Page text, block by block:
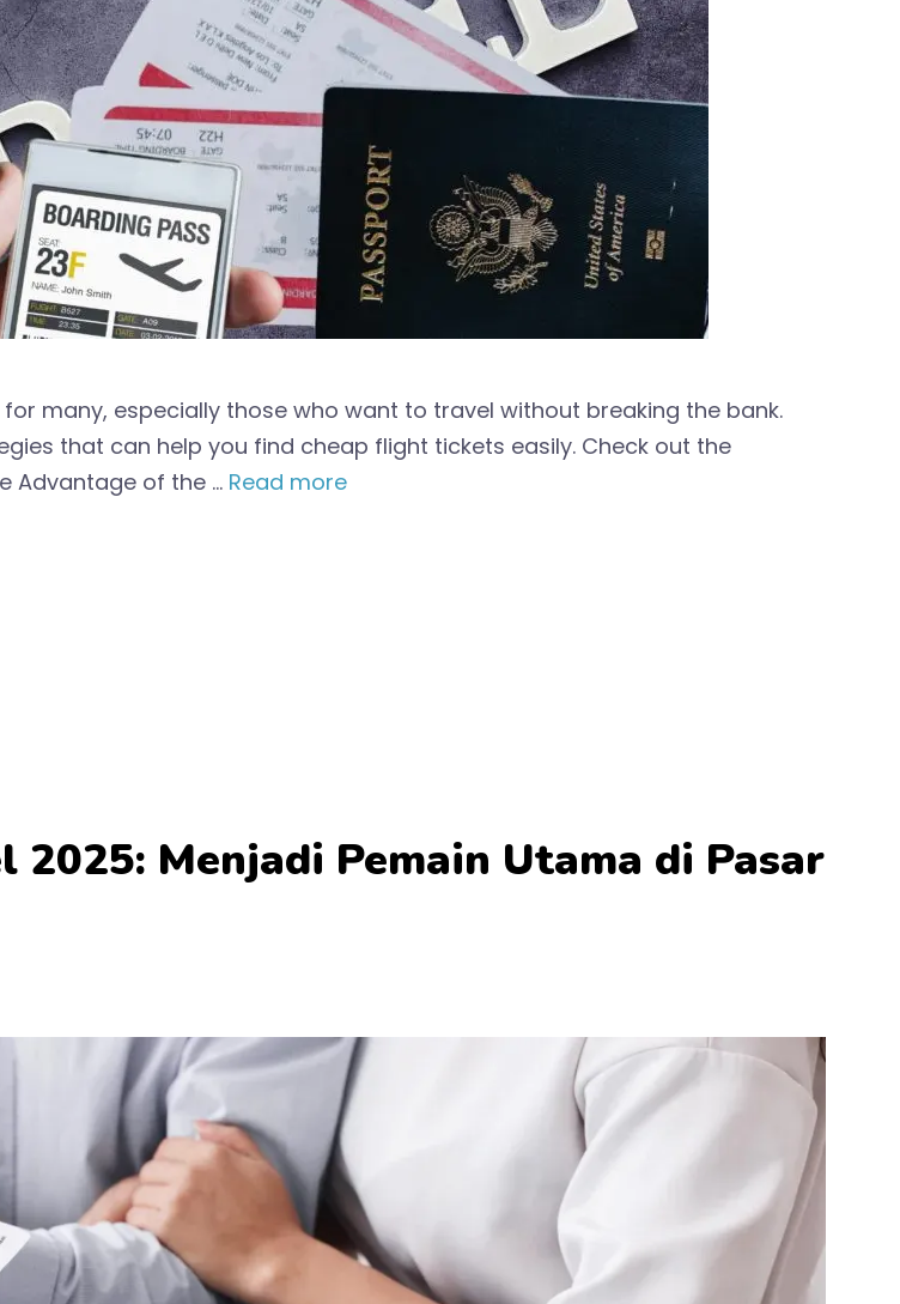
many, especially those who want to travel without breaking the bank.
that can help you find cheap flight tickets easily. Check out the
Advantage of the … Read more
2025: Menjadi Pemain Utama di Pasar